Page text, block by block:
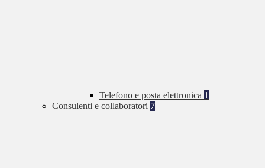
Telefono e posta elettronica 1
Consulenti e collaboratori 7